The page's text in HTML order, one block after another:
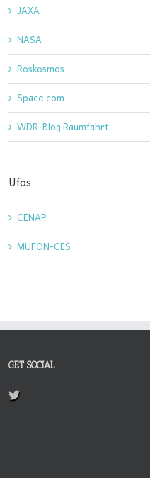
JAXA
NASA
Roskosmos
Space.com
WDR-Blog Raumfahrt
Ufos
CENAP
MUFON-CES
GET SOCIAL